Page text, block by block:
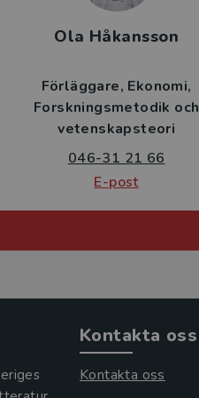
Ola Håkansson
Förläggare Ekonomi
Forskningsmetodik och
vetenskapsteori
046-31 21 66
E-post
Kontakta oss
Kontakta oss